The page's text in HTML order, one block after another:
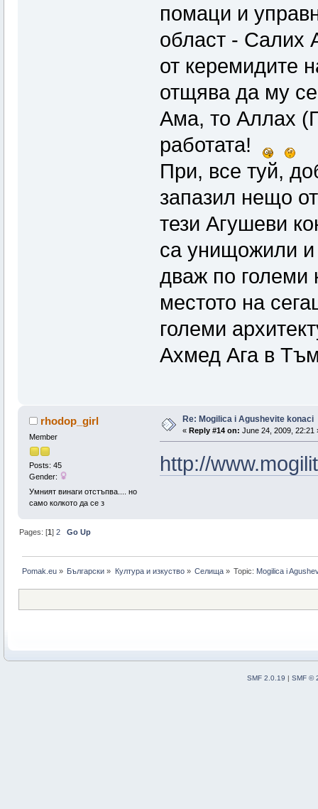
помаци и
област - Салих
от керемидите
отщява да му
Ама, то Аллах
работата!
При, все туй,
запазил нещо
тези Агушеви
са унищожили и
дваж по големи
местото на
големи
Ахмед Ага в
rhodop_girl
Member
Posts: 45
Gender:
Умният винаги отстъпва.... но
само колкото да се з
Re: Mogilica i Agushevite konaci
« Reply #14 on: June 24, 2009, 22:21
http://
Pages: [1]2 Go Up
Pomak.eu » Български » Култура и изкуство» Селища » Topic: Mogilica i
SMF 2.0.19 | SMF ©